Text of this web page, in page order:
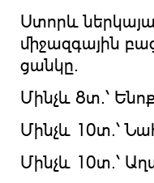
Ստորև
միջազգային
ցանկը.
Մինչև 8տ.՝
Մինչև 10տ.՝
Մինչև 10տ.՝